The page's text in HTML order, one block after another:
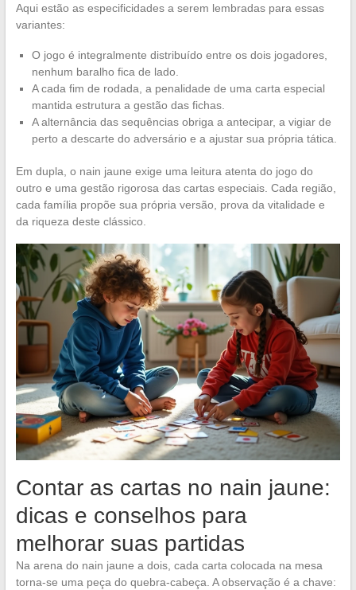
Aqui estão as especificidades a serem lembradas para essas
variantes:
O jogo é integralmente distribuído entre os dois jogadores,
nenhum baralho fica de lado.
A cada fim de rodada, a penalidade de uma carta especial
mantida estrutura a gestão das fichas.
A alternância das sequências obriga a antecipar, a vigiar de
perto a descarte do adversário e a ajustar sua própria tática.
Em dupla, o nain jaune exige uma leitura atenta do jogo do
outro e uma gestão rigorosa das cartas especiais. Cada região,
cada família propõe sua própria versão, prova da vitalidade e
da riqueza deste clássico.
Contar as cartas no nain jaune:
dicas e conselhos para
melhorar suas partidas
Na arena do nain jaune a dois, cada carta colocada na mesa
torna-se uma peça do quebra-cabeça. A observação é a chave: